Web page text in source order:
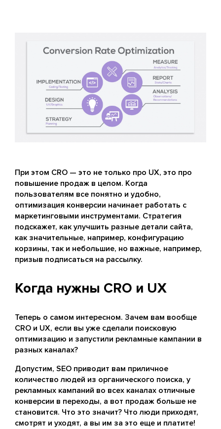
При этом CRO — это не только про UX, это про
повышение продаж в целом. Когда
пользователям все понятно и удобно,
оптимизация конверсии начинает работать с
маркетинговыми инструментами. Стратегия
подскажет, как улучшить разные детали сайта,
как значительные, например, конфигурацию
корзины, так и небольшие, но важные, например,
призыв подписаться на рассылку.
Когда нужны CRO и UX
Теперь о самом интересном. Зачем вам вообще
CRO и UX, если вы уже сделали поисковую
оптимизацию и запустили рекламные кампании в
разных каналах?
Допустим, SEO приводит вам приличное
количество людей из органического поиска, у
рекламных кампаний во всех каналах отличные
конверсии в переходы, а вот продаж больше не
становится. Что это значит? Что люди приходят,
смотрят и уходят, а вы им за это еще и платите!